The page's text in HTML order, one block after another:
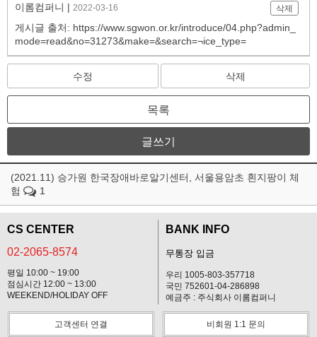
이롬컴퍼니 | 2022-03-16 삭제
게시글 출처: https://www.sgwon.or.kr/introduce/04.php?admin_
mode=read&no=31273&make=&search=¬ice_type=
수정 삭제
목록
글쓰기
(2021.11) 승가원 한국장애바로알기센터, 서울용암초 흰지팡이 체
험
1
CS CENTER
02-2065-8574
평일 10:00 ~ 19:00
점심시간 12:00 ~ 13:00
WEEKEND/HOLIDAY OFF
BANK INFO
무통장 입금
우리 1005-803-357718
국민 752601-04-286898
예금주 : 주식회사 이롬컴퍼니
고객센터 연결 비회원 1:1 문의